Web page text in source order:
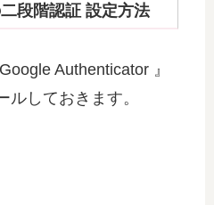
段階認証 設定方法
Authenticator 』
しておきます。